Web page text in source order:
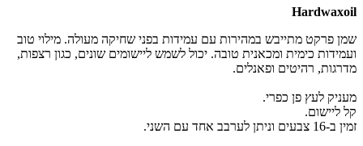
Hardwaxoil
שמן פרקט מתייבש במהירות עם עמידות בפני שחיקה מעולה. מילוי טוב
ועמידות כימית ומכאנית טובה. יכול לשמש ליישומים שונים, כגון רצפות,
מדרגות, רהיטים ופאנלים.
מעניק לעץ פן כפרי.
קל ליישום.
זמין ב-16 צבעים וניתן לערבב אחד עם השני.